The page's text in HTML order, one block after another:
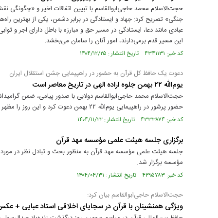
حجت‌الاسلام محمد حاجی‌ابوالقاسم با تبیین اتفاقات اخیر و «چگونگی
جنگی» تصریح کرد: جهاد و ایستادگی در برابر دشمن، یکی از بهترین
عبادی مانند دعا، ایستادگی در مسیر حق و مبارزه با باطل دارای اجر
این مسیر قدم برمی‌دارند، امور آنان را سامان می‌بخشد.
کد خبر: ۴۳۴۱۱۳۱ تاریخ انتشار : ۱۴۰۴/۱۲/۲۵
دعوت یک حافظ کل قرآن به حضور در راهپیمایی جشن استقلال ایران
یوم‌الله ۲۲ بهمن جلوه اراده الهی در تاریخ معاصر است
حجت‌الاسلام محمد حاجی‌ابوالقاسم دولابی با صدور پیامی، ضمن
حضور پرشور در راهپیمایی یوم‌الله ۲۲ بهمن دعوت کرد و این روز را مظهر تجلی اراده الهی و نماد ایستادگی ملت مؤمن ایران دانست.
کد خبر: ۴۳۳۳۸۷۴ تاریخ انتشار : ۱۴۰۴/۱۱/۲۲
برگزاری جلسه هیئت علمی مؤسسه مهد قرآن
جلسه هیئت علمی مؤسسه مهد قرآن به منظور بحث و تبادل نظر در
مؤسسه برگزار شد.
کد خبر: ۴۲۹۵۷۸۳ تاریخ انتشار : ۱۴۰۴/۰۴/۳۱
حجت‌الاسلام حاجی‌ابوالقاسم بیان کرد:
ویژگی همنشینان با قرآن در سجایای اخلاقی استاد عبایی +